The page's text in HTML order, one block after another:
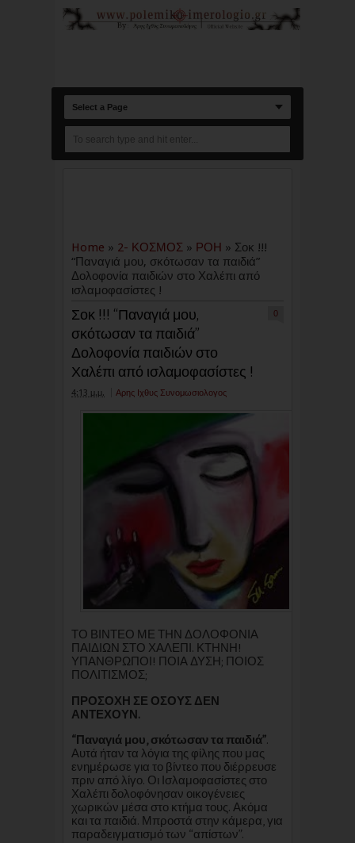
Select a Page
Home » 2- ΚΟΣΜΟΣ » ΡΟΗ » Σοκ !!!
“Παναγιά μου, σκότωσαν τα παιδιά”
Δολοφονία παιδιών στο Χαλέπι από
ισλαμοφασίστες !
Σοκ !!! “Παναγιά μου,
σκότωσαν τα παιδιά”
Δολοφονία παιδιών στο
Χαλέπι από ισλαμοφασίστες !
4:13 μ.μ. Αρης Ιχθυς Συνομωσιολογος
0
ΤΟ ΒΙΝΤΕΟ ΜΕ ΤΗΝ ΔΟΛΟΦΟΝΙΑ
ΠΑΙΔΙΩΝ ΣΤΟ ΧΑΛΕΠΙ. ΚΤΗΝΗ!
ΥΠΑΝΘΡΩΠΟΙ! ΠΟΙΑ ΔΥΣΗ; ΠΟΙΟΣ
ΠΟΛΙΤΙΣΜΟΣ;
ΠΡΟΣΟΧΗ ΣΕ ΟΣΟΥΣ ΔΕΝ
ΑΝΤΕΧΟΥΝ.
“Παναγιά μου, σκότωσαν τα παιδιά”.
Αυτά ήταν τα λόγια της φίλης που μας
ενημέρωσε για το βίντεο που διέρρευσε
πριν από λίγο. Οι Ισλαμοφασίστες στο
Χαλέπι δολοφόνησαν οικογένειες
χωρικών μέσα στο κτήμα τους. Ακόμα
και τα παιδιά. Μπροστά στην κάμερα, για
παραδειγματισμό των “απίστων”.